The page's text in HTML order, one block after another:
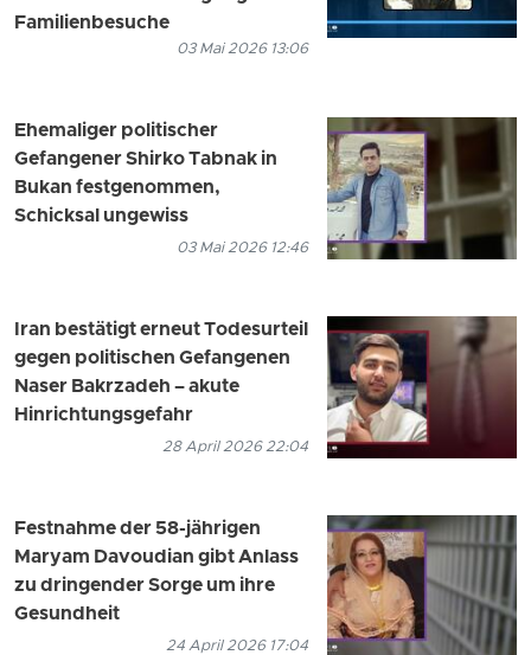
Familienbesuche
03 Mai 2026 13:06
Ehemaliger politischer
Gefangener Shirko Tabnak in
Bukan festgenommen,
Schicksal ungewiss
03 Mai 2026 12:46
Iran bestätigt erneut Todesurteil
gegen politischen Gefangenen
Naser Bakrzadeh – akute
Hinrichtungsgefahr
28 April 2026 22:04
Festnahme der 58-jährigen
Maryam Davoudian gibt Anlass
zu dringender Sorge um ihre
Gesundheit
24 April 2026 17:04